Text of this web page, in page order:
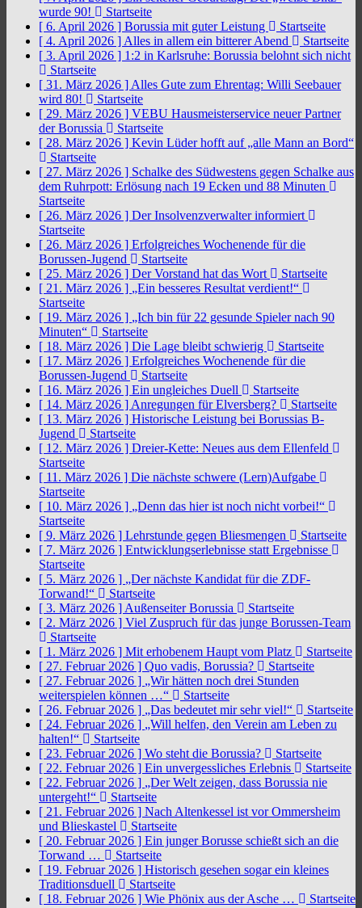
wurde 90!
Startseite
[ 6. April 2026 ] Borussia mit guter Leistung
Startseite
[ 4. April 2026 ] Alles in allem ein bitterer Abend
Startseite
[ 3. April 2026 ] 1:2 in Karlsruhe: Borussia belohnt sich nicht
Startseite
[ 31. März 2026 ] Alles Gute zum Ehrentag: Willi Seebauer
wird 80!
Startseite
[ 29. März 2026 ] VEBU Hausmeisterservice neuer Partner
der Borussia
Startseite
[ 28. März 2026 ] Kevin Lüder hofft auf „alle Mann an Bord“
Startseite
[ 27. März 2026 ] Schalke des Südwestens gegen Schalke aus
dem Ruhrpott: Erlösung nach 19 Ecken und 88 Minuten
Startseite
[ 26. März 2026 ] Der Insolvenzverwalter informiert
Startseite
[ 26. März 2026 ] Erfolgreiches Wochenende für die
Borussen-Jugend
Startseite
[ 25. März 2026 ] Der Vorstand hat das Wort
Startseite
[ 21. März 2026 ] „Ein besseres Resultat verdient!“
Startseite
[ 19. März 2026 ] „Ich bin für 22 gesunde Spieler nach 90
Minuten“
Startseite
[ 18. März 2026 ] Die Lage bleibt schwierig
Startseite
[ 17. März 2026 ] Erfolgreiches Wochenende für die
Borussen-Jugend
Startseite
[ 16. März 2026 ] Ein ungleiches Duell
Startseite
[ 14. März 2026 ] Anregungen für Elversberg?
Startseite
[ 13. März 2026 ] Historische Leistung bei Borussias B-
Jugend
Startseite
[ 12. März 2026 ] Dreier-Kette: Neues aus dem Ellenfeld
Startseite
[ 11. März 2026 ] Die nächste schwere (Lern)Aufgabe
Startseite
[ 10. März 2026 ] „Denn das hier ist noch nicht vorbei!“
Startseite
[ 9. März 2026 ] Lehrstunde gegen Bliesmengen
Startseite
[ 7. März 2026 ] Entwicklungserlebnisse statt Ergebnisse
Startseite
[ 5. März 2026 ] „Der nächste Kandidat für die ZDF-
Torwand!“
Startseite
[ 3. März 2026 ] Außenseiter Borussia
Startseite
[ 2. März 2026 ] Viel Zuspruch für das junge Borussen-Team
Startseite
[ 1. März 2026 ] Mit erhobenem Haupt vom Platz
Startseite
[ 27. Februar 2026 ] Quo vadis, Borussia?
Startseite
[ 27. Februar 2026 ] „Wir hätten noch drei Stunden
weiterspielen können …“
Startseite
[ 26. Februar 2026 ] „Das bedeutet mir sehr viel!“
Startseite
[ 24. Februar 2026 ] „Will helfen, den Verein am Leben zu
halten!“
Startseite
[ 23. Februar 2026 ] Wo steht die Borussia?
Startseite
[ 22. Februar 2026 ] Ein unvergessliches Erlebnis
Startseite
[ 22. Februar 2026 ] „Der Welt zeigen, dass Borussia nie
untergeht!“
Startseite
[ 21. Februar 2026 ] Nach Altenkessel ist vor Ommersheim
und Blieskastel
Startseite
[ 20. Februar 2026 ] Ein junger Borusse schießt sich an die
Torwand …
Startseite
[ 19. Februar 2026 ] Historisch gesehen sogar ein kleines
Traditionsduell
Startseite
[ 18. Februar 2026 ] Wie Phönix aus der Asche …
Startseite